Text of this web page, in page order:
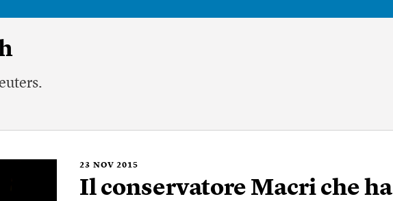
23 NOV 2015
Il conservatore Macri che ha